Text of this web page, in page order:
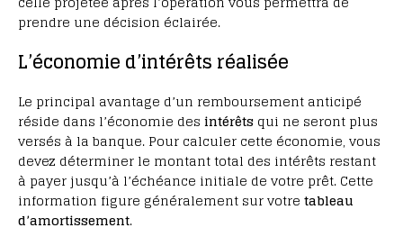
prendre une décision éclairée.
L’économie d’intérêts réalisée
Le principal avantage d’un remboursement anticipé
réside dans l’économie des intérêts qui ne seront plus
versés à la banque. Pour calculer cette économie, vous
devez déterminer le montant total des intérêts restant
à payer jusqu’à l’échéance initiale de votre prêt. Cette
information figure généralement sur votre tableau
d’amortissement.